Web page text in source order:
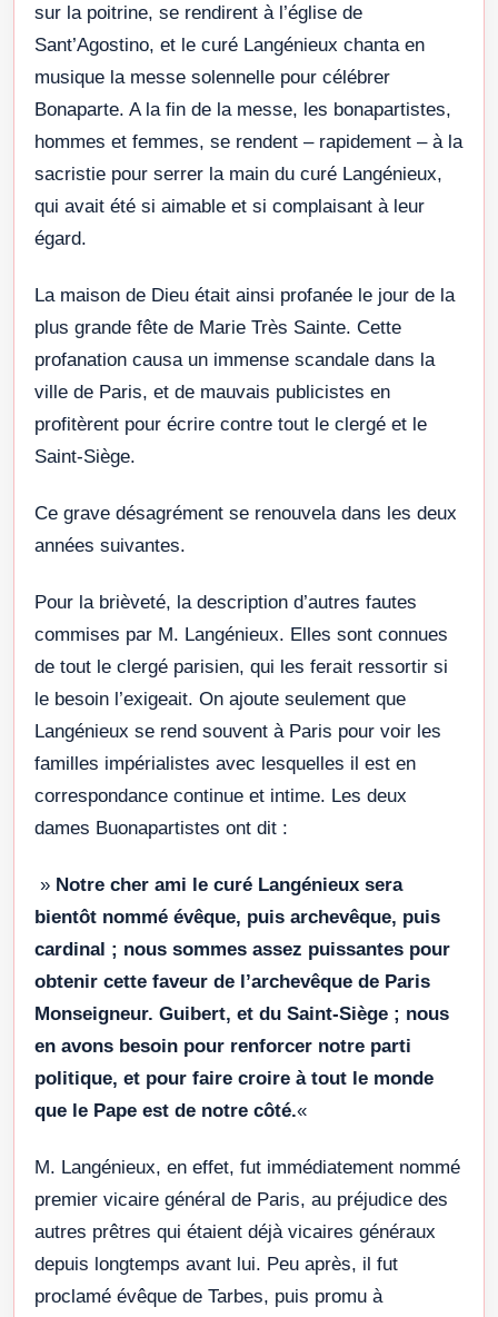
sur la poitrine, se rendirent à l’église de
Sant’Agostino, et le curé Langénieux chanta en
musique la messe solennelle pour célébrer
Bonaparte. A la fin de la messe, les bonapartistes,
hommes et femmes, se rendent – rapidement – à la
sacristie pour serrer la main du curé Langénieux,
qui avait été si aimable et si complaisant à leur
égard.
La maison de Dieu était ainsi profanée le jour de la
plus grande fête de Marie Très Sainte. Cette
profanation causa un immense scandale dans la
ville de Paris, et de mauvais publicistes en
profitèrent pour écrire contre tout le clergé et le
Saint-Siège.
Ce grave désagrément se renouvela dans les deux
années suivantes.
Pour la brièveté, la description d’autres fautes
commises par M. Langénieux. Elles sont connues
de tout le clergé parisien, qui les ferait ressortir si
le besoin l’exigeait. On ajoute seulement que
Langénieux se rend souvent à Paris pour voir les
familles impérialistes avec lesquelles il est en
correspondance continue et intime. Les deux
dames Buonapartistes ont dit :
» Notre cher ami le curé Langénieux sera
bientôt nommé évêque, puis archevêque, puis
cardinal ; nous sommes assez puissantes pour
obtenir cette faveur de l’archevêque de Paris
Monseigneur. Guibert, et du Saint-Siège ; nous
en avons besoin pour renforcer notre parti
politique, et pour faire croire à tout le monde
que le Pape est de notre côté.«
M. Langénieux, en effet, fut immédiatement nommé
premier vicaire général de Paris, au préjudice des
autres prêtres qui étaient déjà vicaires généraux
depuis longtemps avant lui. Peu après, il fut
proclamé évêque de Tarbes, puis promu à